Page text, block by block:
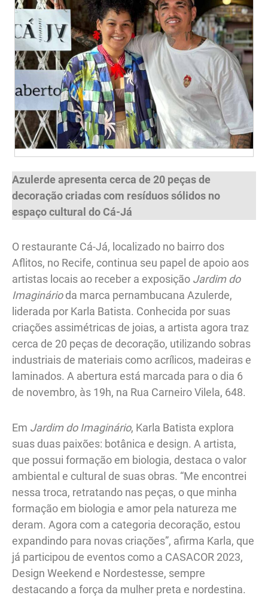
Azulerde apresenta cerca de 20 peças de
decoração criadas com resíduos sólidos no
espaço cultural do Cá-Já
O restaurante Cá-Já, localizado no bairro dos
Aflitos, no Recife, continua seu papel de apoio aos
artistas locais ao receber a exposição Jardim do
Imaginárioda marca pernambucana Azulerde,
liderada por Karla Batista. Conhecida por suas
criações assimétricas de joias, a artista agora traz
cerca de 20 peças de decoração, utilizando sobras
industriais de materiais como acrílicos, madeiras e
laminados. A abertura está marcada para o dia 6
de novembro, às 19h, na Rua Carneiro Vilela, 648.
Em Jardim do Imaginário, Karla Batista explora
suas duas paixões: botânica e design. A artista,
que possui formação em biologia, destaca o valor
ambiental e cultural de suas obras. “Me encontrei
nessa troca, retratando nas peças, o que minha
formação em biologia e amor pela natureza me
deram. Agora com a categoria decoração, estou
expandindo para novas criações”, afirma Karla, que
já participou de eventos como a CASACOR 2023,
Design Weekend e Nordestesse, sempre
destacando a força da mulher preta e nordestina.